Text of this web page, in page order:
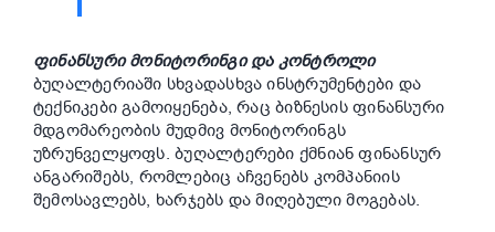
ფინანსური მონიტორინგი და კონტროლი
ბუღალტერიაში სხვადასხვა ინსტრუმენტები და
ტექნიკები გამოიყენება, რაც ბიზნესის ფინანსური
მდგომარეობის მუდმივ მონიტორინგს
უზრუნველყოფს. ბუღალტერები ქმნიან ფინანსურ
ანგარიშებს, რომლებიც აჩვენებს კომპანიის
შემოსავლებს, ხარჯებს და მიღებული მოგებას.